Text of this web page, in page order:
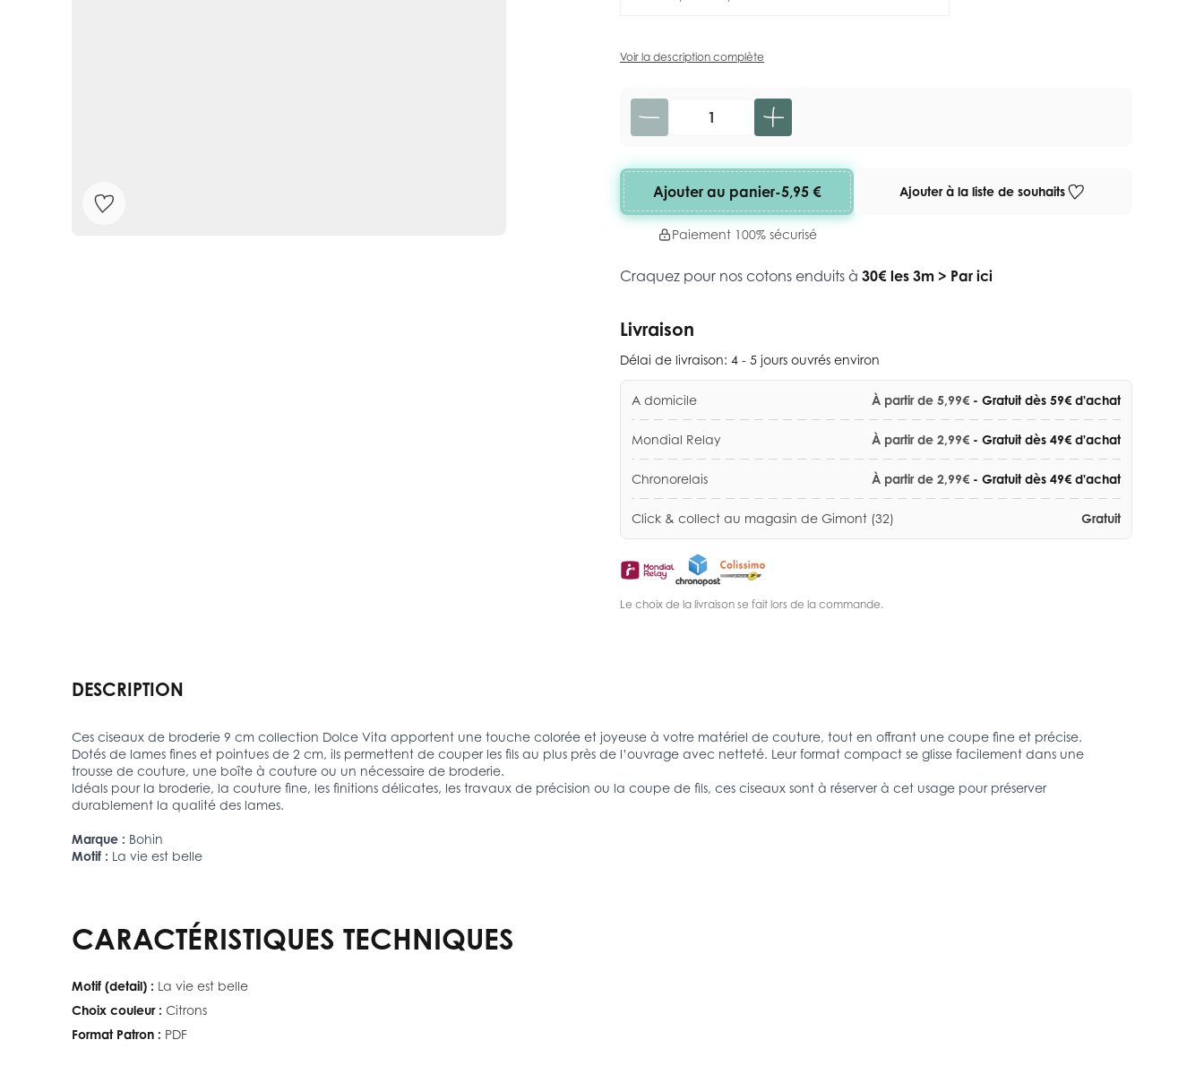
Voir la description complète
Quantité
Ajouter au panier-5,95 €
Paiement 100% sécurisé
Ajouter à la liste de souhaits
Craquez pour nos cotons enduits à 30€ les 3m > Par ici
Livraison
Délai de livraison: 4 - 5 jours ouvrés environ
A domicile À partir de 5,99€ - Gratuit dès 59€ d'achat
Mondial Relay À partir de 2,99€ - Gratuit dès 49€ d'achat
Chronorelais À partir de 2,99€ - Gratuit dès 49€ d'achat
Click & collect au magasin de Gimont (32) Gratuit
Le choix de la livraison se fait lors de la commande.
DESCRIPTION
Ces ciseaux de broderie 9 cm collection Dolce Vita apportent une touche colorée et joyeuse à votre matériel de couture, tout en offrant une coupe fine et précise.
Dotés de lames fines et pointues de 2 cm, ils permettent de couper les fils au plus près de l’ouvrage avec netteté. Leur format compact se glisse facilement dans une
trousse de couture, une boîte à couture ou un nécessaire de broderie.
Idéals pour la broderie, la couture fine, les finitions délicates, les travaux de précision ou la coupe de fils, ces ciseaux sont à réserver à cet usage pour préserver
durablement la qualité des lames.
Marque : Bohin
Motif : La vie est belle
CARACTÉRISTIQUES TECHNIQUES
Motif (detail) : La vie est belle
Choix couleur : Citrons
Format Patron : PDF